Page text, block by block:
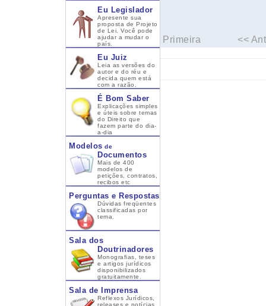
Eu Legislador
Apresente sua
proposta de Projeto
de Lei. Você pode
ajudar a mudar o
país.
Eu Juiz
Leia as versões do
autor e do réu e
decida quem está
com a razão.
É Bom Saber
Explicações simples
e úteis sobre temas
do Direito que
fazem parte do dia-
a-dia
Modelos de
Documentos
Mais de 400
modelos de
petições, contratos,
recibos etc
Perguntas e Respostas
Dúvidas freqüentes
classificadas por
tema.
Sala dos
Doutrinadores
Monografias, teses
e artigos jurídicos
disponibilizados
gratuitamente.
Sala de Imprensa
Reflexos Jurídicos,
releases e notícias
Primeira <<